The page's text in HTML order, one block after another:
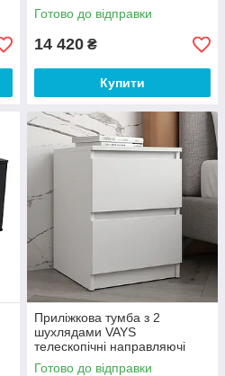
Готово до відправки
14 420 ₴
Купити
Приліжкова тумба з 2
шухлядами VAYS
телескопічні направляючі
Білий 40х40х53 см
Готово до відправки